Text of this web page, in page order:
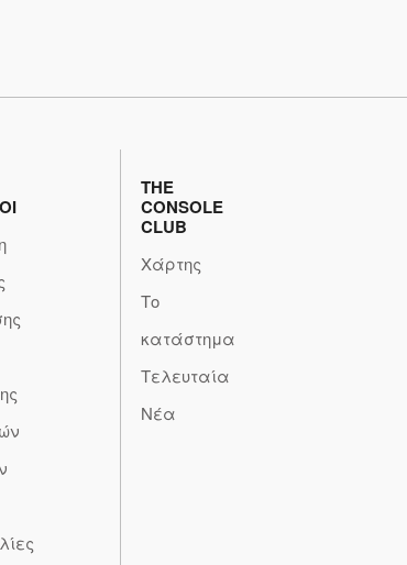
THE
CONSOLE
CLUB
Χάρτης
Το
κατάστημα
Τελευταία
Νέα